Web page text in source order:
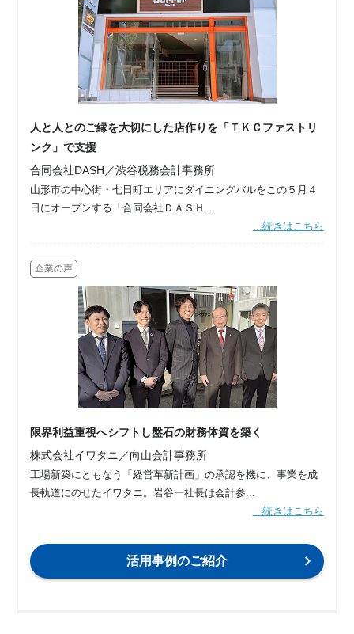
人と人とのご縁を大切にした店作りを「ＴＫＣファストリ
ンク」で支援
合同会社DASH／渋谷税務会計事務所
山形市の中心街・七日町エリアにダイニングバルをこの５月４
日にオープンする「合同会社ＤＡＳＨ...
...続きはこちら
企業の声
限界利益重視へシフトし盤石の財務体質を築く
株式会社イワタニ／向山会計事務所
工場新築にともなう「経営革新計画」の承認を機に、事業を成
長軌道にのせたイワタニ。岩谷一社長は会計参...
...続きはこちら
活用事例のご紹介